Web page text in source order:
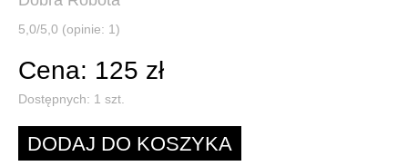
5,0/5,0 (opinie: 1)
Cena: 125 zł
Dostępnych: 1 szt.